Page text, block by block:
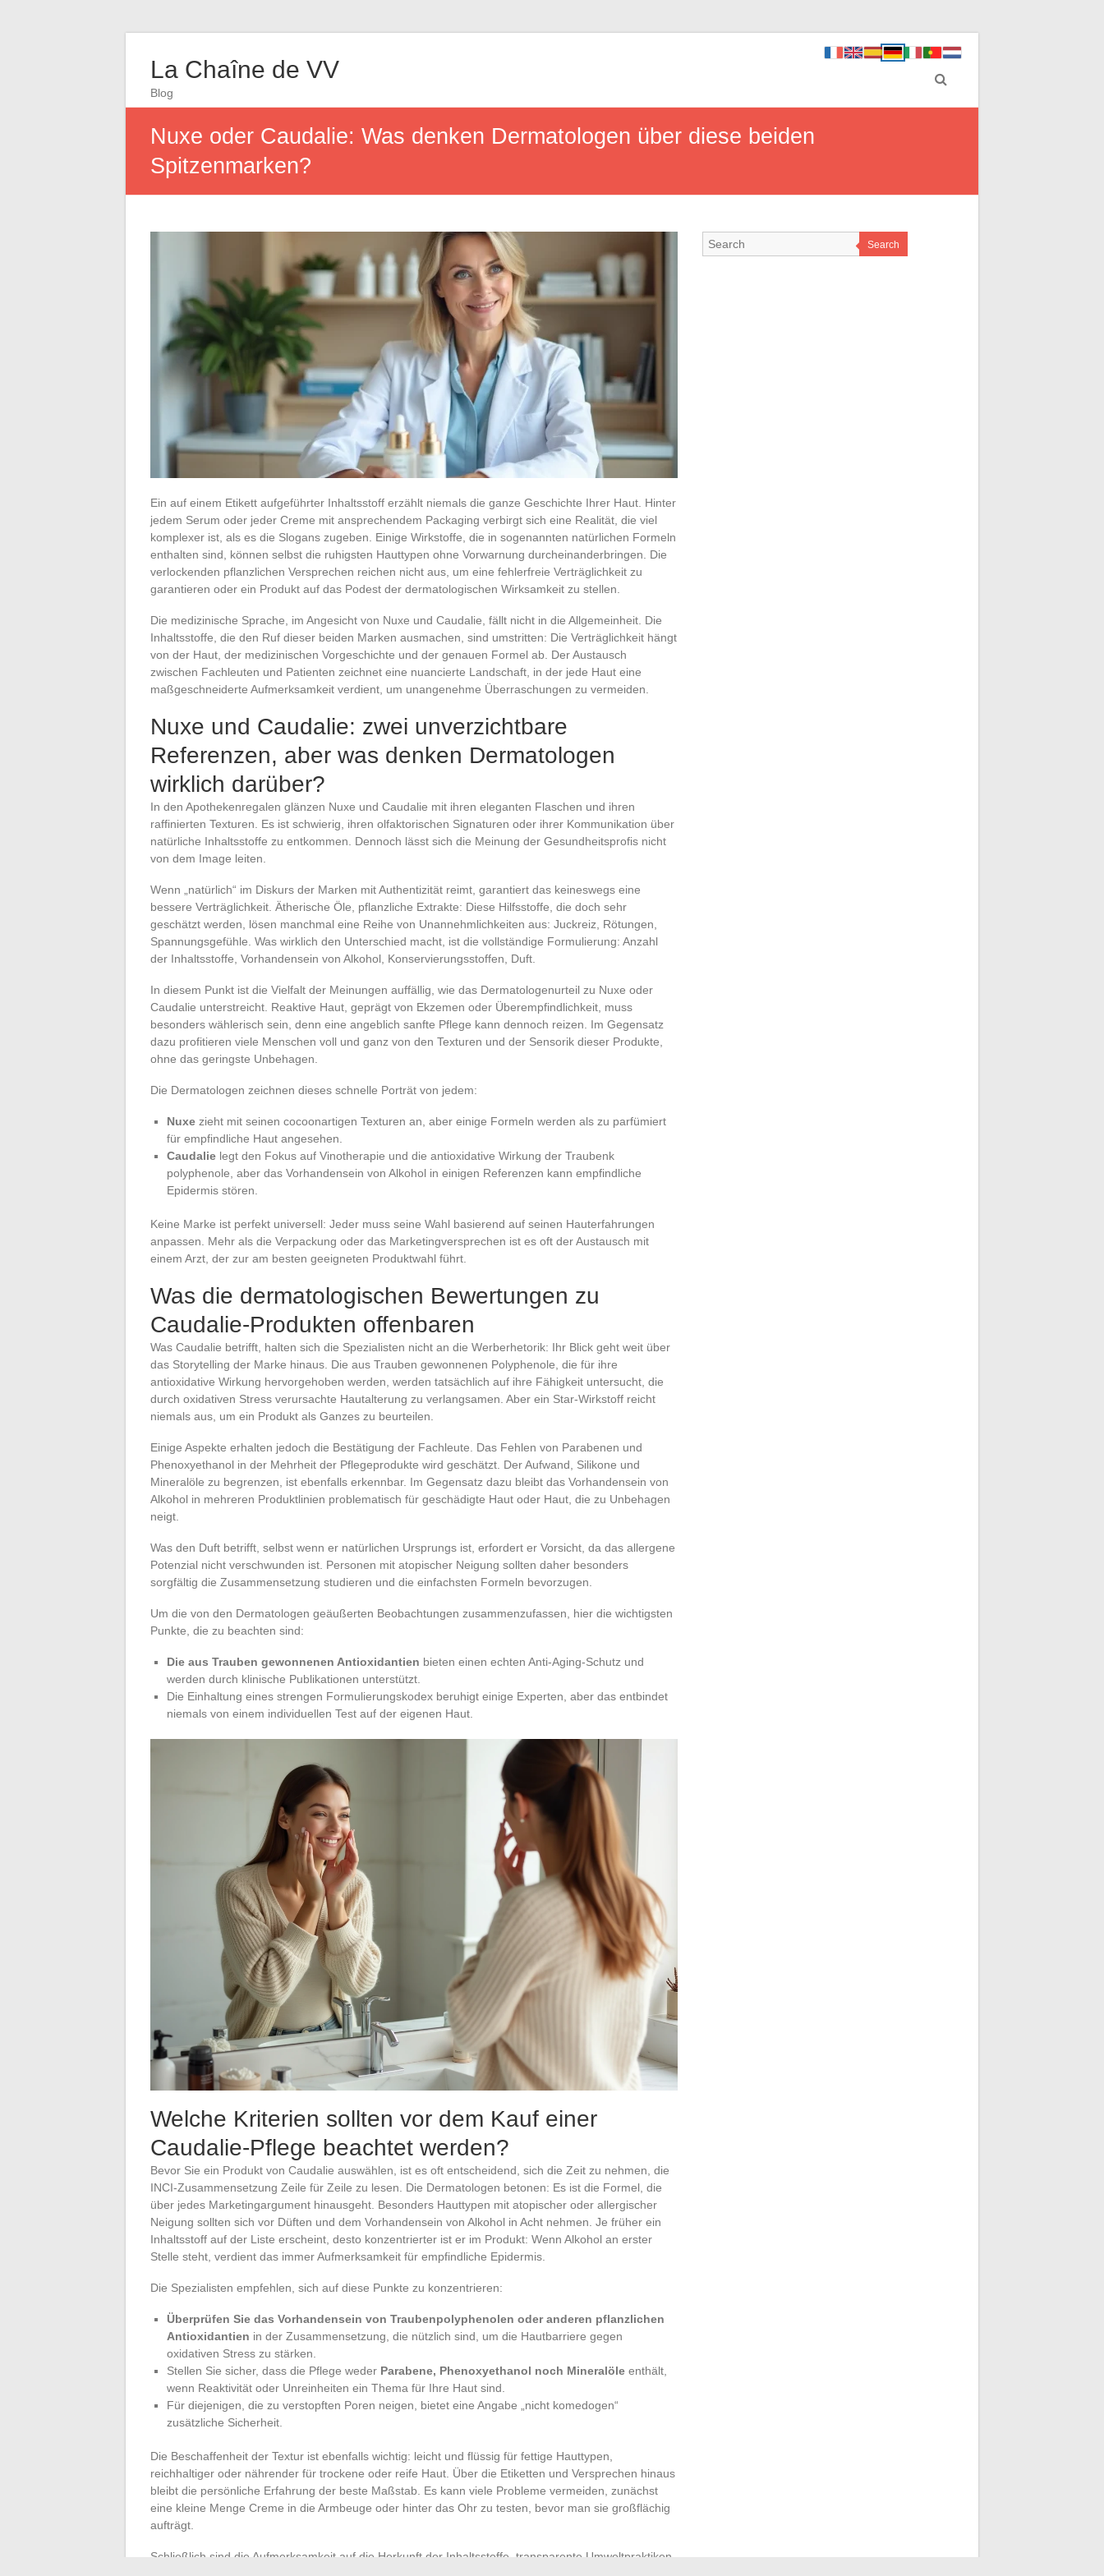
La Chaîne de VV
Blog
Nuxe oder Caudalie: Was denken Dermatologen über diese beiden
Spitzenmarken?
Ein auf einem Etikett aufgeführter Inhaltsstoff erzählt niemals die ganze Geschichte Ihrer Haut. Hinter
jedem Serum oder jeder Creme mit ansprechendem Packaging verbirgt sich eine Realität, die viel
komplexer ist, als es die Slogans zugeben. Einige Wirkstoffe, die in sogenannten natürlichen Formeln
enthalten sind, können selbst die ruhigsten Hauttypen ohne Vorwarnung durcheinanderbringen. Die
verlockenden pflanzlichen Versprechen reichen nicht aus, um eine fehlerfreie Verträglichkeit zu
garantieren oder ein Produkt auf das Podest der dermatologischen Wirksamkeit zu stellen.
Die medizinische Sprache, im Angesicht von Nuxe und Caudalie, fällt nicht in die Allgemeinheit. Die
Inhaltsstoffe, die den Ruf dieser beiden Marken ausmachen, sind umstritten: Die Verträglichkeit hängt
von der Haut, der medizinischen Vorgeschichte und der genauen Formel ab. Der Austausch
zwischen Fachleuten und Patienten zeichnet eine nuancierte Landschaft, in der jede Haut eine
maßgeschneiderte Aufmerksamkeit verdient, um unangenehme Überraschungen zu vermeiden.
Nuxe und Caudalie: zwei unverzichtbare
Referenzen, aber was denken Dermatologen
wirklich darüber?
In den Apothekenregalen glänzen Nuxe und Caudalie mit ihren eleganten Flaschen und ihren
raffinierten Texturen. Es ist schwierig, ihren olfaktorischen Signaturen oder ihrer Kommunikation über
natürliche Inhaltsstoffe zu entkommen. Dennoch lässt sich die Meinung der Gesundheitsprofis nicht
von dem Image leiten.
Wenn „natürlich“ im Diskurs der Marken mit Authentizität reimt, garantiert das keineswegs eine
bessere Verträglichkeit. Ätherische Öle, pflanzliche Extrakte: Diese Hilfsstoffe, die doch sehr
geschätzt werden, lösen manchmal eine Reihe von Unannehmlichkeiten aus: Juckreiz, Rötungen,
Spannungsgefühle. Was wirklich den Unterschied macht, ist die vollständige Formulierung: Anzahl
der Inhaltsstoffe, Vorhandensein von Alkohol, Konservierungsstoffen, Duft.
In diesem Punkt ist die Vielfalt der Meinungen auffällig, wie das Dermatologenurteil zu Nuxe oder
Caudalie unterstreicht. Reaktive Haut, geprägt von Ekzemen oder Überempfindlichkeit, muss
besonders wählerisch sein, denn eine angeblich sanfte Pflege kann dennoch reizen. Im Gegensatz
dazu profitieren viele Menschen voll und ganz von den Texturen und der Sensorik dieser Produkte,
ohne das geringste Unbehagen.
Die Dermatologen zeichnen dieses schnelle Porträt von jedem:
Nuxe zieht mit seinen cocoonartigen Texturen an, aber einige Formeln werden als zu parfümiert
für empfindliche Haut angesehen.
Caudalie legt den Fokus auf Vinotherapie und die antioxidative Wirkung der Traubenk
polyphenole, aber das Vorhandensein von Alkohol in einigen Referenzen kann empfindliche
Epidermis stören.
Keine Marke ist perfekt universell: Jeder muss seine Wahl basierend auf seinen Hauterfahrungen
anpassen. Mehr als die Verpackung oder das Marketingversprechen ist es oft der Austausch mit
einem Arzt, der zur am besten geeigneten Produktwahl führt.
Was die dermatologischen Bewertungen zu
Caudalie-Produkten offenbaren
Was Caudalie betrifft, halten sich die Spezialisten nicht an die Werberhetorik: Ihr Blick geht weit über
das Storytelling der Marke hinaus. Die aus Trauben gewonnenen Polyphenole, die für ihre
antioxidative Wirkung hervorgehoben werden, werden tatsächlich auf ihre Fähigkeit untersucht, die
durch oxidativen Stress verursachte Hautalterung zu verlangsamen. Aber ein Star-Wirkstoff reicht
niemals aus, um ein Produkt als Ganzes zu beurteilen.
Einige Aspekte erhalten jedoch die Bestätigung der Fachleute. Das Fehlen von Parabenen und
Phenoxyethanol in der Mehrheit der Pflegeprodukte wird geschätzt. Der Aufwand, Silikone und
Mineralöle zu begrenzen, ist ebenfalls erkennbar. Im Gegensatz dazu bleibt das Vorhandensein von
Alkohol in mehreren Produktlinien problematisch für geschädigte Haut oder Haut, die zu Unbehagen
neigt.
Was den Duft betrifft, selbst wenn er natürlichen Ursprungs ist, erfordert er Vorsicht, da das allergene
Potenzial nicht verschwunden ist. Personen mit atopischer Neigung sollten daher besonders
sorgfältig die Zusammensetzung studieren und die einfachsten Formeln bevorzugen.
Um die von den Dermatologen geäußerten Beobachtungen zusammenzufassen, hier die wichtigsten
Punkte, die zu beachten sind:
Die aus Trauben gewonnenen Antioxidantien bieten einen echten Anti-Aging-Schutz und
werden durch klinische Publikationen unterstützt.
Die Einhaltung eines strengen Formulierungskodex beruhigt einige Experten, aber das entbindet
niemals von einem individuellen Test auf der eigenen Haut.
Welche Kriterien sollten vor dem Kauf einer
Caudalie-Pflege beachtet werden?
Bevor Sie ein Produkt von Caudalie auswählen, ist es oft entscheidend, sich die Zeit zu nehmen, die
INCI-Zusammensetzung Zeile für Zeile zu lesen. Die Dermatologen betonen: Es ist die Formel, die
über jedes Marketingargument hinausgeht. Besonders Hauttypen mit atopischer oder allergischer
Neigung sollten sich vor Düften und dem Vorhandensein von Alkohol in Acht nehmen. Je früher ein
Inhaltsstoff auf der Liste erscheint, desto konzentrierter ist er im Produkt: Wenn Alkohol an erster
Stelle steht, verdient das immer Aufmerksamkeit für empfindliche Epidermis.
Die Spezialisten empfehlen, sich auf diese Punkte zu konzentrieren:
Überprüfen Sie das Vorhandensein von Traubenpolyphenolen oder anderen pflanzlichen
Antioxidantien in der Zusammensetzung, die nützlich sind, um die Hautbarriere gegen
oxidativen Stress zu stärken.
Stellen Sie sicher, dass die Pflege weder Parabene, Phenoxyethanol noch Mineralöle enthält,
wenn Reaktivität oder Unreinheiten ein Thema für Ihre Haut sind.
Für diejenigen, die zu verstopften Poren neigen, bietet eine Angabe „nicht komedogen“
zusätzliche Sicherheit.
Die Beschaffenheit der Textur ist ebenfalls wichtig: leicht und flüssig für fettige Hauttypen,
reichhaltiger oder nährender für trockene oder reife Haut. Über die Etiketten und Versprechen hinaus
bleibt die persönliche Erfahrung der beste Maßstab. Es kann viele Probleme vermeiden, zunächst
eine kleine Menge Creme in die Armbeuge oder hinter das Ohr zu testen, bevor man sie großflächig
aufträgt.
Schließlich sind die Aufmerksamkeit auf die Herkunft der Inhaltsstoffe, transparente Umweltpraktiken
Search